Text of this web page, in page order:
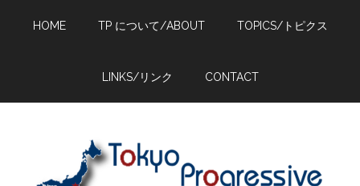
HOME TP について/ABOUT TOPICS/トピクス
LINKS/リンク CONTACT